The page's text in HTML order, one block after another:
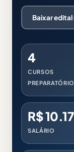
Baixar edital
4
CURSOS
R$
SALÁRIO